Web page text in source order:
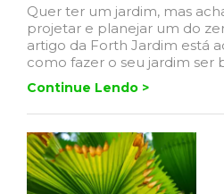
Quer ter um jardim, mas
projetar e planejar um do
artigo da Forth Jardim está
como fazer o seu jardim ser
Continue Lendo >